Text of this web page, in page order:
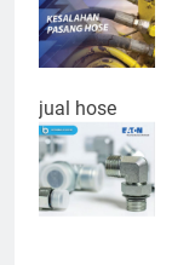
jual hose
fitting